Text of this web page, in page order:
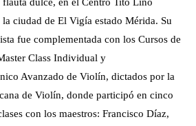
ciudad de El Vigía estado Mérida. Su
fue complementada con los Cursos de
Class Individual y
Avanzado de Violín, dictados por la
de Violín, donde participó en cinco
con los maestros: Francisco Díaz,